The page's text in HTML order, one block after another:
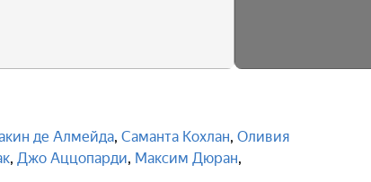
де Алмейда, Саманта Кохлан, Оливия
, Джо Аццопарди, Максим Дюран,